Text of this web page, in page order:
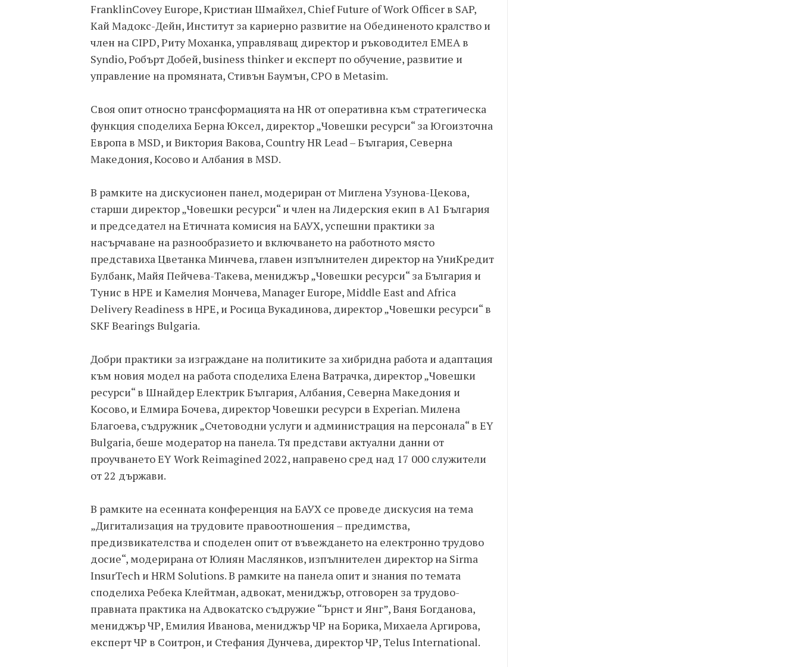
FranklinCovey Europe, Кристиан Шмайхел, Chief Future of Work Officer в SAP,
Кай Мадокс-Дейн, Институт за кариерно развитие на Обединеното кралство и
член на CIPD, Риту Моханка, управляващ директор и ръководител EMEA в
Syndio, Робърт Добей, business thinker и експерт по обучение, развитие и
управление на промяната, Стивън Баумън, CPO в Metasim.
Своя опит относно трансформацията на HR от оперативна към стратегическа
функция споделиха Берна Юксел, директор „Човешки ресурси“ за Югоизточна
Европа в MSD, и Виктория Вакова, Country HR Lead – България, Северна
Македония, Косово и Албания в MSD.
В рамките на дискусионен панел, модериран от Миглена Узунова-Цекова,
старши директор „Човешки ресурси“ и член на Лидерския екип в А1 България
и председател на Етичната комисия на БАУХ, успешни практики за
насърчаване на разнообразието и включването на работното място
представиха Цветанка Минчева, главен изпълнителен директор на УниКредит
Булбанк, Майя Пейчева-Такева, мениджър „Човешки ресурси“ за България и
Тунис в HPE и Камелия Мончева, Manager Europe, Middle East and Africa
Delivery Readiness в HPE, и Росица Вукадинова, директор „Човешки ресурси“ в
SKF Bearings Bulgaria.
Добри практики за изграждане на политиките за хибридна работа и адаптация
към новия модел на работа споделиха Елена Ватрачка, директор „Човешки
ресурси“ в Шнайдер Електрик България, Албания, Северна Македония и
Косово, и Елмира Бочева, директор Човешки ресурси в Experian. Милена
Благоева, съдружник „Счетоводни услуги и администрация на персонала“ в EY
Bulgaria, беше модератор на панела. Тя представи актуални данни от
проучването EY Work Reimagined 2022, направено сред над 17 000 служители
от 22 държави.
В рамките на есенната конференция на БАУХ се проведе дискусия на тема
„Дигитализация на трудовите правоотношения – предимства,
предизвикателства и споделен опит от въвеждането на електронно трудово
досие“, модерирана от Юлиян Маслянков, изпълнителен директор на Sirma
InsurTech и HRM Solutions. В рамките на панела опит и знания по темата
споделиха Ребека Клейтман, адвокат, мениджър, отговорен за трудово-
правната практика на Адвокатско съдружие “Ърнст и Янг”, Ваня Богданова,
мениджър ЧР, Емилия Иванова, мениджър ЧР на Борика, Михаела Аргирова,
експерт ЧР в Соитрон, и Стефания Дунчева, директор ЧР, Telus International.